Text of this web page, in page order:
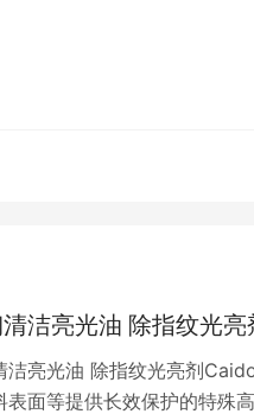
洁亮光油 除指纹光亮
洁亮光油 除指纹光亮剂
表面等提供长效保护的特殊